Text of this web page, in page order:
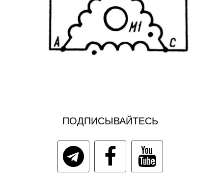
ПОДПИСЫВАЙТЕСЬ